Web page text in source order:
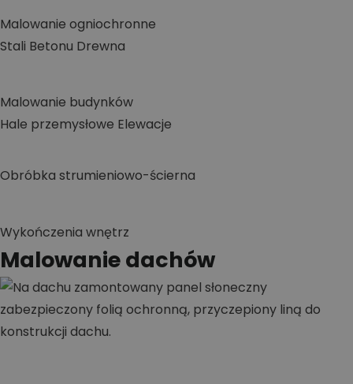
Malowanie ogniochronne
Stali Betonu Drewna
Malowanie budynków
Hale przemysłowe Elewacje
Obróbka strumieniowo-ścierna
Wykończenia wnętrz
Malowanie dachów